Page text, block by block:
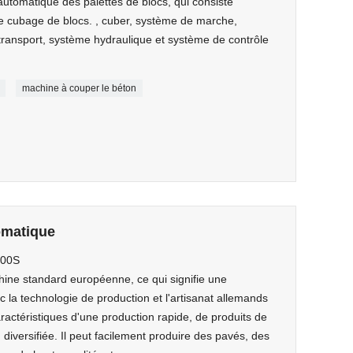
de blocs. , cuber, système de marche,
système hydraulique et système de contrôle
machine à couper le béton
standard européenne, ce qui signifie une
la technologie de production et l'artisanat allemands
d'une production rapide, de produits de
Il peut facilement produire des pavés, des